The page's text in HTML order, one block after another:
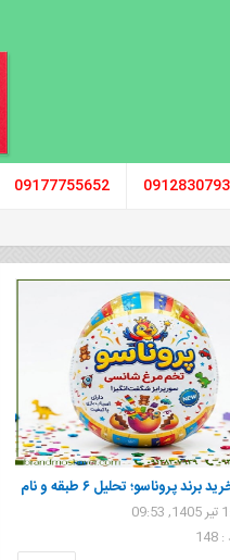
09177755652
مشاوره خرید برند پروناسو؛ تحلیل ۶ طبقه و نام
| مشاور برند